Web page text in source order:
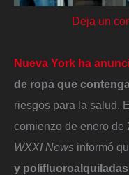
Deja un
Nueva York ha
de ropa que
riesgos para la salud.
comienzo de enero de
WXXI News informó
y